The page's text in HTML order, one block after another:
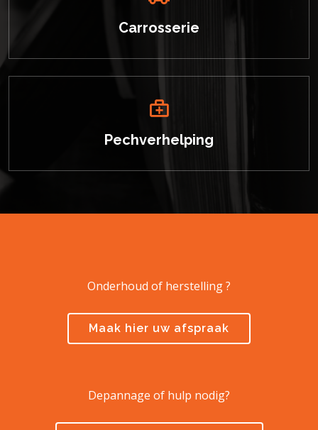
Carrosserie
Pechverhelping
Onderhoud of herstelling ?
Maak hier uw afspraak
Depannage of hulp nodig?